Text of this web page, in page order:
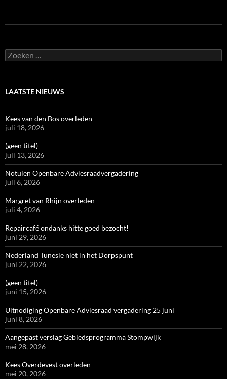
Zoeken
naar:
LAATSTE NIEUWS
Kees van den Bos overleden
juli 18, 2026
(geen titel)
juli 13, 2026
Notulen Openbare Adviesraadvergadering
juli 6, 2026
Margret van Rhijn overleden
juli 4, 2026
Repaircafé ondanks hitte goed bezocht!
juni 29, 2026
Nederland Tunesië niet in het Dorpspunt
juni 22, 2026
(geen titel)
juni 15, 2026
Uitnodiging Openbare Adviesraad vergadering 25 juni
juni 8, 2026
Aangepast verslag Gebiedsprogramma Stompwijk
mei 28, 2026
Kees Overdevest overleden
mei 20, 2026